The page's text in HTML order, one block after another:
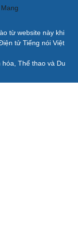
từ website này khi
tử Tiếng nói Việt
hóa, Thể thao và Du